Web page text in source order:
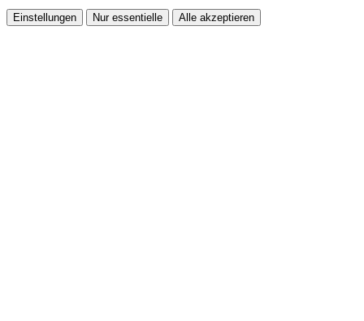
Einstellungen Nur essentielle Alle akzeptieren